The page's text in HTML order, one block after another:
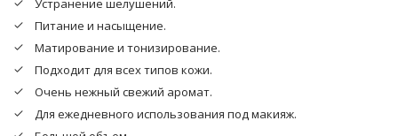
salvia sclarea (clary) oil, citrus aurantium dulcis (orange)
peel oil, tromethamine, xanthan gum, hydrogenated olive oil
Устранение шелушений.
Питание и насыщение.
Матирование и тонизирование.
Подходит для всех типов кожи.
Очень нежный свежий аромат.
Для ежедневного использования под макияж.